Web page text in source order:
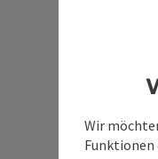
Wir
Funktionen